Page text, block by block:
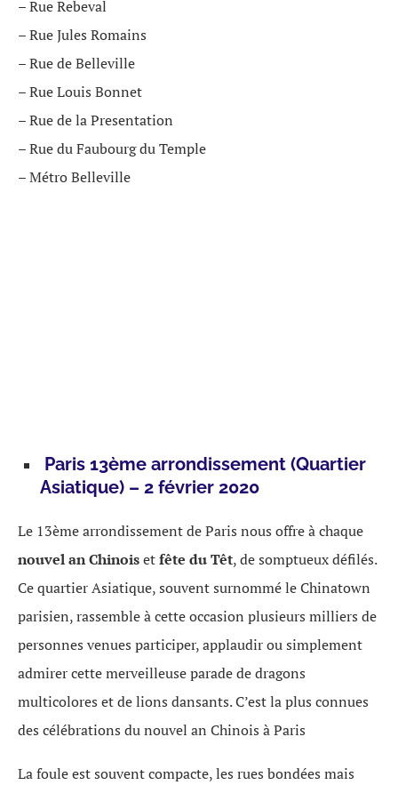
– Rue Rebeval
– Rue Jules Romains
– Rue de Belleville
– Rue Louis Bonnet
– Rue de la Presentation
– Rue du Faubourg du Temple
– Métro Belleville
Paris 13ème arrondissement (Quartier
Asiatique) – 2 février 2020
Le 13ème arrondissement de Paris nous offre à chaque
nouvel an Chinoisetfête du Têt, de somptueux défilés.
Ce quartier Asiatique, souvent surnommé le Chinatown
parisien, rassemble à cette occasion plusieurs milliers de
personnes venues participer, applaudir ou simplement
admirer cette merveilleuse parade de dragons
multicolores et de lions dansants. C’est la plus connues
des célébrations du nouvel an Chinois à Paris
La foule est souvent compacte, les rues bondées mais